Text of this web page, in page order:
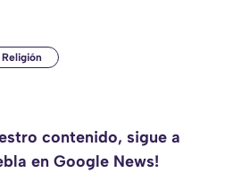
Religión
contenido, sigue a
en Google News!